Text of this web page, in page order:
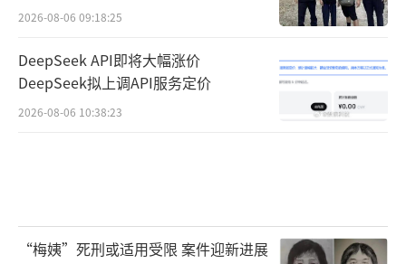
2026-08-06 09:18:25
DeepSeek API即将大幅涨价
DeepSeek拟上调API服务定价
2026-08-06 10:38:23
“梅姨”死刑或适用受限 案件迎新进展